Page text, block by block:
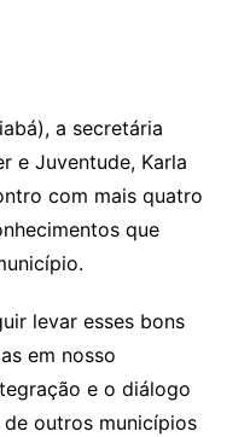
a secretária
e Juventude, Karla
com mais quatro
que
levar esses bons
em nosso
e o diálogo
outros municípios